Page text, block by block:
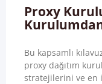
Proxy
Bu kapsamlı
proxy dağıtım
stratejilerini ve en